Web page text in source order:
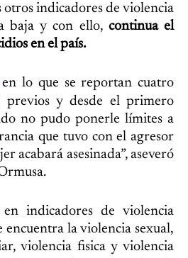
otros indicadores de violencia
baja y con ello, continua el
en el país.
en lo que se reportan cuatro
previos y desde el primero
no pudo ponerle límites a
que tuvo con el agresor
acabará asesinada”, aseveró
indicadores de violencia
encuentra la violencia sexual,
violencia fisica y violencia